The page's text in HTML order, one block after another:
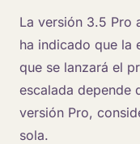
La versión 3.5 Pro
ha indicado que la
que se lanzará el
escalada depende
versión Pro,
sola.